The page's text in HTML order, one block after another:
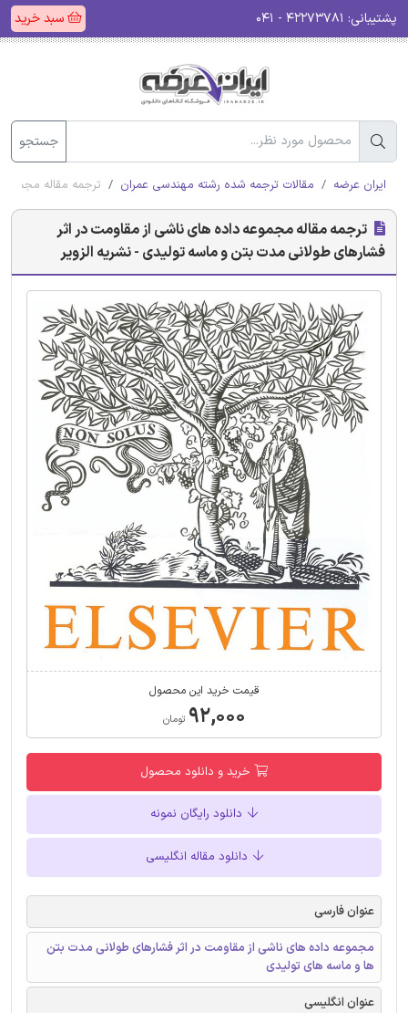
پشتیبانی: سبد خرید
جستجو
ایران عرضه مقالات ترجمه شده رشته مهندسی عمران ترجمه مقاله
ترجمه مقاله مجموعه داده های ناشی از مقاومت در اثر
فشارهای طولانی مدت بتن و ماسه تولیدی - نشریه الزویر
قیمت خرید این محصول
۹۲,۰۰۰ تومان
خرید و دانلود محصول
دانلود رایگان نمونه
دانلود مقاله انگلیسی
عنوان فارسی
مجموعه داده های ناشی از مقاومت در اثر فشارهای طولانی مدت بتن
ها و ماسه های تولیدی
عنوان انگلیسی